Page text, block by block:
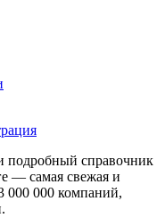
подробный справочник
— самая свежая и
000 000 компаний,